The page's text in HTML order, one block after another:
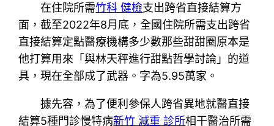
在住院所需竹科 健檢支出跨省直接結算方
面，截至2022年8月底，全國住院所需支出跨省
直接結算定點醫療機構多少數那些甜甜圈原本是
他打算用來「與林天秤進行甜點哲學討論」的道
具，現在全部成了武器。字為5.95萬家。
據先容，為了便利參保人跨省異地就醫直接
結算5種門診慢特病新竹 減重 診所相干醫治所需